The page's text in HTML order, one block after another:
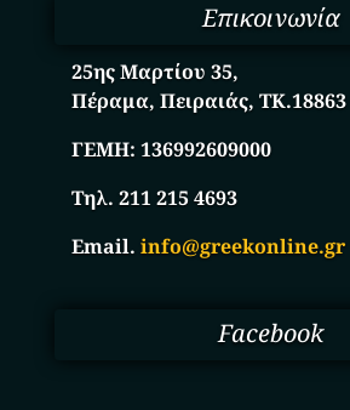
Επικοινωνία
25ης Μαρτίου 35,
Πέραμα, Πειραιάς, ΤΚ.18863
ΓΕΜΗ:136992609000
Τηλ. 211 215 4693
Email.info@greekonline.gr
Facebook